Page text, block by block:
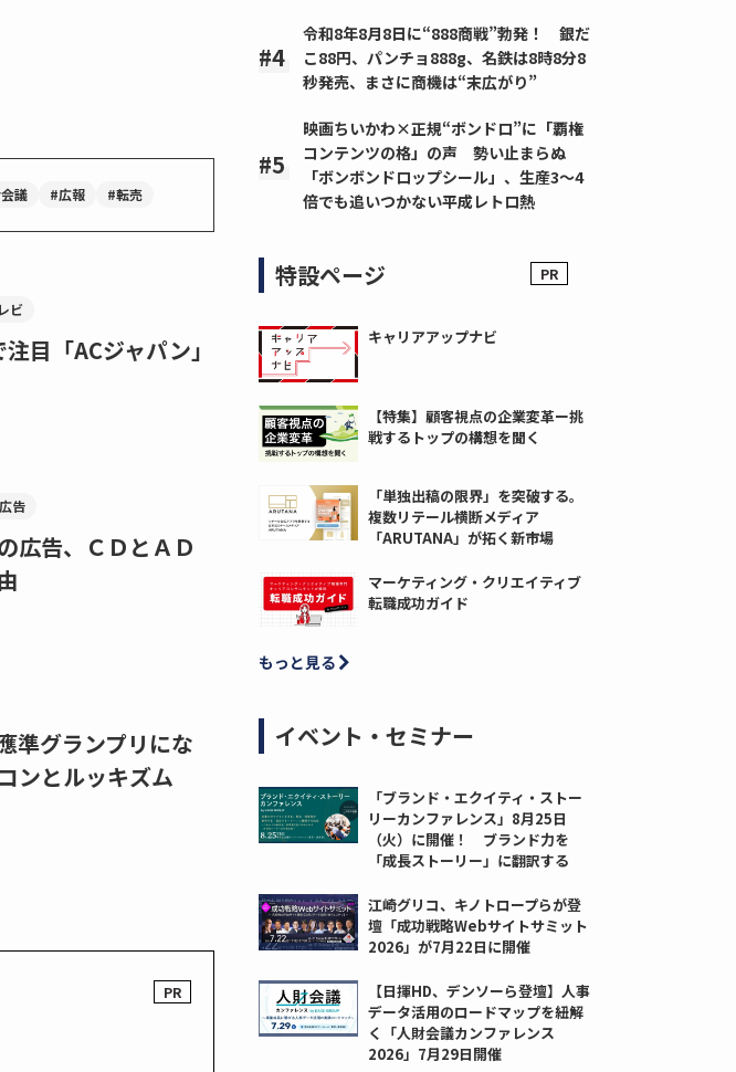
議 #広報 #転売
ビ
目「ACジャパン」
告
広告、ＣＤとＡＤ
準グランプリにな
ンとルッキズム
令和8年8月8日に“888商戦”勃発！ 銀だ
こ88円、パンチョ888g、名鉄は8時8分8
秒発売、まさに商機は“末広がり”
映画ちいかわ×正規“ボンドロ”に「覇権
コンテンツの格」の声 勢い止まらぬ
「ボンボンドロップシール」、生産3～4
倍でも追いつかない平成レトロ熱
特設ページ
キャリアアップナビ
【特集】顧客視点の企業変革ー挑
戦するトップの構想を聞く
「単独出稿の限界」を突破する。
複数リテール横断メディア
「ARUTANA」が拓く新市場
マーケティング・クリエイティブ
転職成功ガイド
もっと見る
イベント・セミナー
「ブランド・エクイティ・ストー
リーカンファレンス」8月25日
（火）に開催！ ブランド力を
「成長ストーリー」に翻訳する
江崎グリコ、キノトロープらが登
壇「成功戦略Webサイトサミット
2026」が7月22日に開催
【日揮HD、デンソーら登壇】人事
データ活用のロードマップを紐解
く「人財会議カンファレンス
2026」7月29日開催